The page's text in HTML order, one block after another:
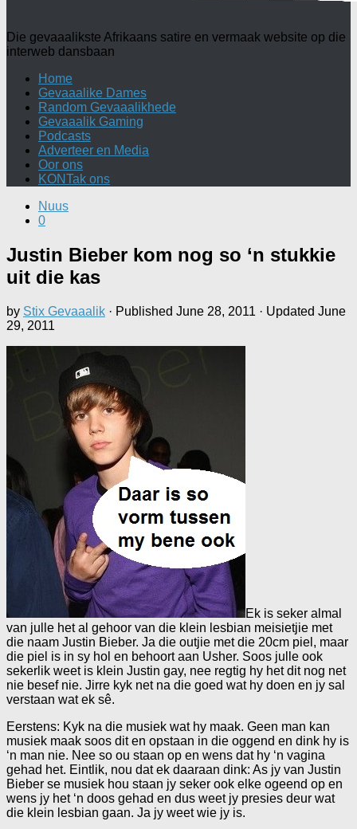
Die gevaaalikste Afrikaans satire en vermaak website op die
interweb dansbaan
Home
Gevaaalike Dames
Random Gevaaalikhede
Gevaaalik Gaming
Podcasts
Adverteer en Media
Oor ons
KONTak ons
Nuus
0
Justin Bieber kom nog so ‘n stukkie
uit die kas
by Stix Gevaaalik · Published June 28, 2011 · Updated June
29, 2011
Ek is seker almal
van julle het al gehoor van die klein lesbian meisietjie met
die naam Justin Bieber. Ja die outjie met die 20cm piel, maar
die piel is in sy hol en behoort aan Usher. Soos julle ook
sekerlik weet is klein Justin gay, nee regtig hy het dit nog net
nie besef nie. Jirre kyk net na die goed wat hy doen en jy sal
verstaan wat ek sê.
Eerstens: Kyk na die musiek wat hy maak. Geen man kan
musiek maak soos dit en opstaan in die oggend en dink hy is
‘n man nie. Nee so ou staan op en wens dat hy ‘n vagina
gehad het. Eintlik, nou dat ek daaraan dink: As jy van Justin
Bieber se musiek hou staan jy seker ook elke ogeend op en
wens jy het ‘n doos gehad en dus weet jy presies deur wat
die klein lesbian gaan. Ja jy weet wie jy is.